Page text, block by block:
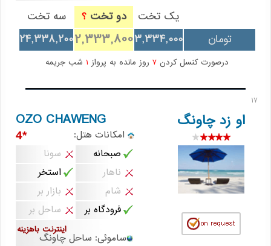
یک تخت دو تخت؟
سه تخت
تومان
3,334,000
2,333,800
24,338,200
درصورت کنسل کردن 7 روز مانده به پرواز شب جریمه
17
او زد چاونگ OZO CHAWENG
امکانات هتل: *4
صبحانه
سونا
ناهار
استخر
شام
بازار بر
فرودگاه بر
ساحل بر
اینترنت باهزینه
ساموئی: ساحل چاونگ